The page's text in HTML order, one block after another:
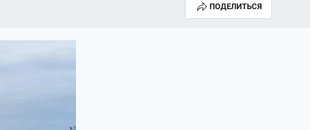
ПОДЕЛИТЬСЯ